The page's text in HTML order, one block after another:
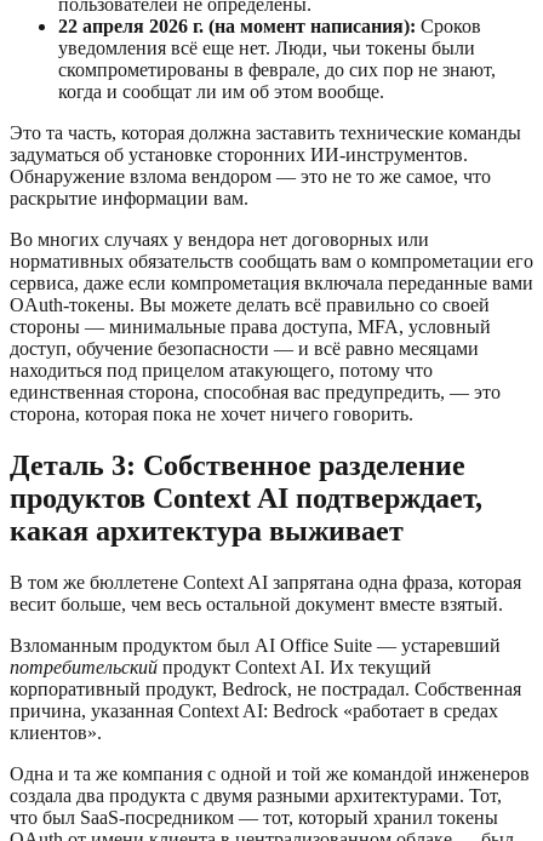
пользователей не определены.
22 апреля 2026 г. (на момент написания): Сроков
уведомления всё еще нет. Люди, чьи токены были
скомпрометированы в феврале, до сих пор не знают,
когда и сообщат ли им об этом вообще.
Это та часть, которая должна заставить технические команды
задуматься об установке сторонних ИИ-инструментов.
Обнаружение взлома вендором — это не то же самое, что
раскрытие информации вам.
Во многих случаях у вендора нет договорных или
нормативных обязательств сообщать вам о компрометации его
сервиса, даже если компрометация включала переданные вами
OAuth-токены. Вы можете делать всё правильно со своей
стороны — минимальные права доступа, MFA, условный
доступ, обучение безопасности — и всё равно месяцами
находиться под прицелом атакующего, потому что
единственная сторона, способная вас предупредить, — это
сторона, которая пока не хочет ничего говорить.
Деталь 3: Собственное разделение
продуктов Context AI подтверждает,
какая архитектура выживает
В том же бюллетене Context AI запрятана одна фраза, которая
весит больше, чем весь остальной документ вместе взятый.
Взломанным продуктом был AI Office Suite — устаревший
потребительский продукт Context AI. Их текущий
корпоративный продукт, Bedrock, не пострадал. Собственная
причина, указанная Context AI: Bedrock «работает в средах
клиентов».
Одна и та же компания с одной и той же командой инженеров
создала два продукта с двумя разными архитектурами. Тот,
что был SaaS-посредником — тот, который хранил токены